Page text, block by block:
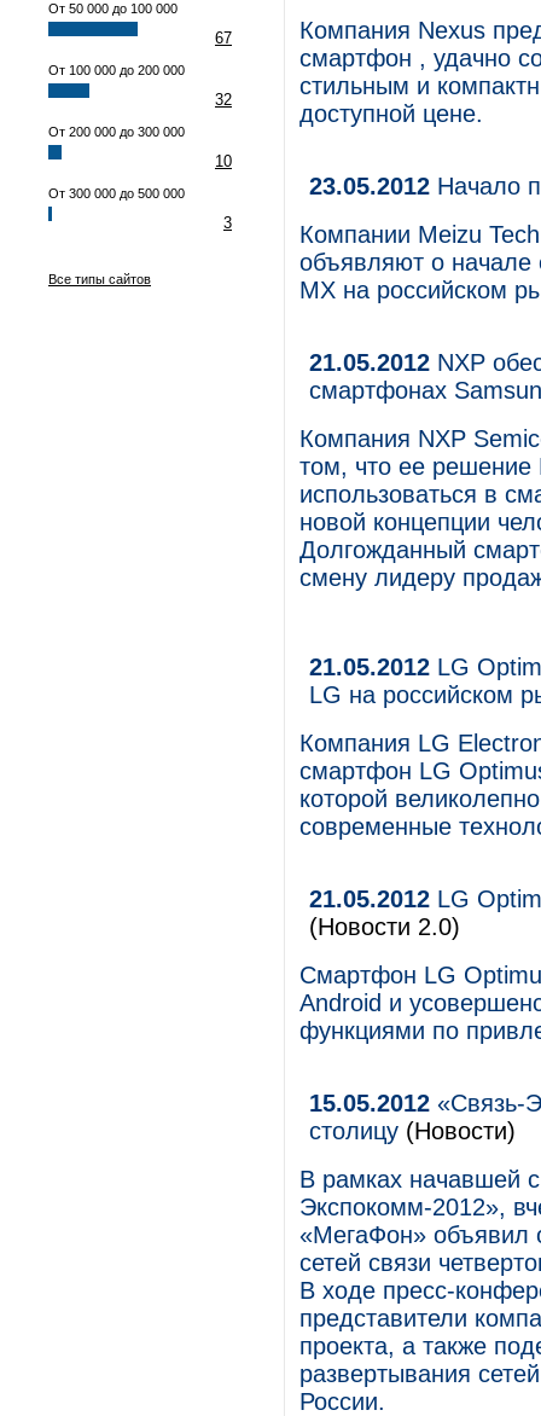
От 50 000 до 100 000
67
От 100 000 до 200 000
32
От 200 000 до 300 000
10
От 300 000 до 500 000
3
Все типы сайтов
Компания Nexus
смартфон , удачно
стильным и
доступной цене.
23.05.2012 Начало
Компании Meizu
объявляют о
MХ на российском
21.05.2012 NXP
смартфонах
Компания NXP
том, что ее решение
использоваться в
новой концепции
Долгожданный
смену лидеру
21.05.2012 LG
LG на российском
Компания LG
смартфон LG
которой
современные
21.05.2012 LG
(Новости 2.0)
Смартфон LG
Android и
функциями по
15.05.2012 «Связь-
столицу (Новости)
В рамках начавшей
Экспокомм-2012»,
«МегаФон» объявил
сетей связи
В ходе пресс-
представители
проекта, а также
развертывания
России.